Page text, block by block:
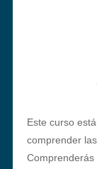
Este curso
comprender
Comprenderás